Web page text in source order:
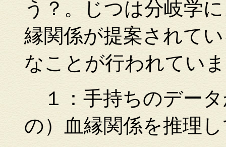
う？。じつは分岐学
縁関係が提案されて
なことが行われてい
１：手持ちのデー
の）血縁関係を推理